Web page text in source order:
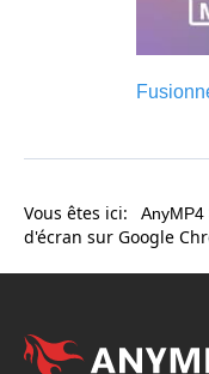
Vous êtes ici: AnyMP4
d'écran sur Google